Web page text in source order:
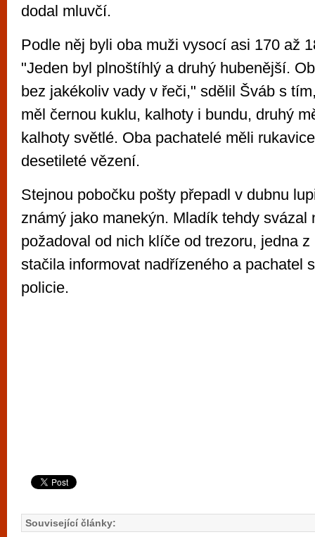
dodal mluvčí.
Podle něj byli oba muži vysocí asi 170 až
"Jeden byl plnoštíhlý a druhý hubenější.
bez jakékoliv vady v řeči," sdělil Šváb s
měl černou kuklu, kalhoty i bundu, druhý
kalhoty světlé. Oba pachatelé měli
desetileté vězení.
Stejnou pobočku pošty přepadl v dubnu
známý jako manekýn. Mladík tehdy svázal
požadoval od nich klíče od trezoru, jedna
stačila informovat nadřízeného a pachatel
policie.
Související články: